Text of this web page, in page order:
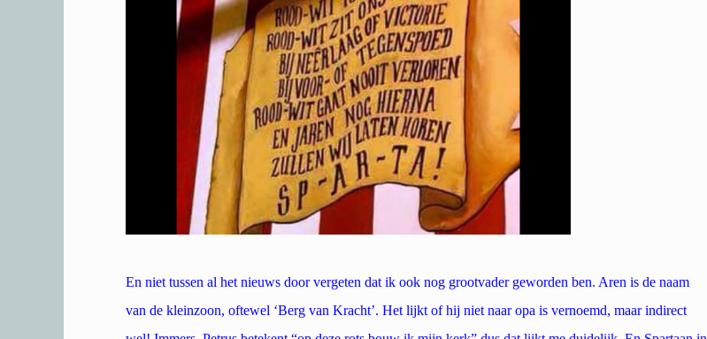
En niet tussen al het nieuws door vergeten dat ik ook nog grootvader geworden ben. Aren is de naam
van de kleinzoon, oftewel ‘Berg van Kracht’. Het lijkt of hij niet naar opa is vernoemd, maar indirect